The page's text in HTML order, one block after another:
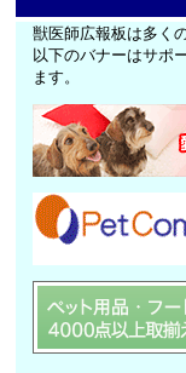
獣医師広報板は多く
以下のバナーはサポ
ます。